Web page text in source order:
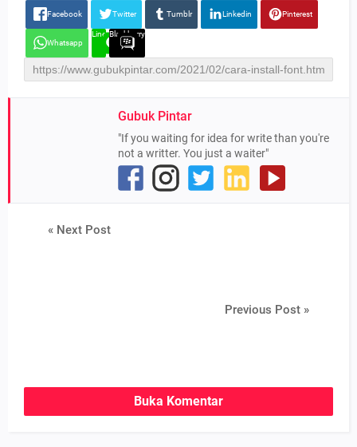
Facebook Twitter Tumblr Linkedin Pinterest
Whatsapp
Line Blackberry
Gubuk Pintar
"If you waiting for idea for write than you're
not a writter. You just a waiter"
« Next Post
Previous Post »
Buka Komentar